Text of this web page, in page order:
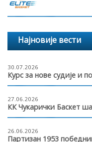
Најновије вести
30.07.2026
Курс за нове судије и
27.06.2026
КК Чукарички Баскет
26.06.2026
Партизан 1953